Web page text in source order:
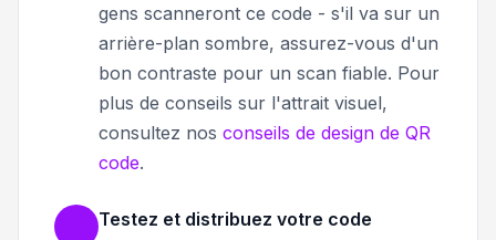
gens scanneront ce code - s'il va sur un
arrière-plan sombre, assurez-vous d'un
bon contraste pour un scan fiable. Pour
plus de conseils sur l'attrait visuel,
consultez nos conseils de design de QR
code.
Testez et distribuez votre code